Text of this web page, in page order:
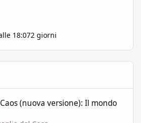
18:072 giorni
(nuova versione): Il mondo